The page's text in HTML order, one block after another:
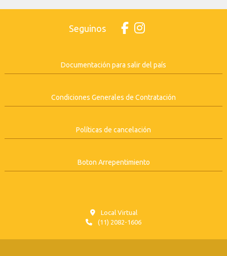
Seguinos
Documentación para salir del país
Condiciones Generales de Contratación
Políticas de cancelación
Boton Arrepentimiento
Local Virtual
(11) 2082-1606